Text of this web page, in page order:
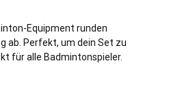
Equipment runden
ab. Perfekt, um dein Set zu
für alle Badmintonspieler.